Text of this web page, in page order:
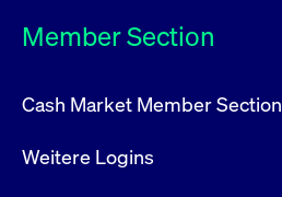
Member Section
Cash Market Member Section
Weitere Logins